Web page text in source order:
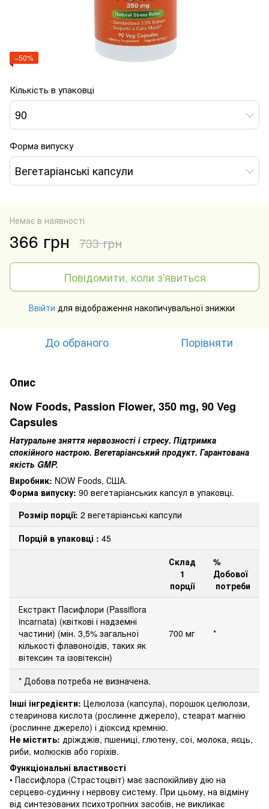
−50%
Кількість в упаковці
90
Форма випуску
Вегетаріанські капсули
Немає в наявності
366 грн 733 грн
Повідомити, коли з'явиться
Ввійти для відображення накопичувальної знижки
До обраного Порівняти
Опис
Now Foods, Passion Flower, 350 mg, 90 Veg
Capsules
Натуральне зняття нервозності і стресу. Підтримка
спокійного настрою. Вегетаріанський продукт. Гарантована
якість GMP.
Виробник: NOW Foods, США.
Форма випуску: 90 вегетаріанських капсул в упаковці.
Розмір порції: 2 вегетаріанські капсули
Порцій в упаковці : 45
Склад
1
порції
%
Добової
потреби
Екстракт Пасифлори (Passiflora
incarnata) (квіткові і надземні
частини) (мін. 3,5% загальної
кількості флавоноїдів, таких як
вітексин та ізовітексін)
700 мг *
* Добова потреба не визначена.
Інші інгредієнти: Целюлоза (капсула), порошок целюлози,
стеаринова кислота (рослинне джерело), стеарат магнію
(рослинне джерело) і діоксид кремнію.
Не містить: дріжджів, пшениці, глютену, сої, молока, яєць,
риби, молюсків або горіхів.
Функціональні властивості
• Пассифлора (Страстоцвіт) має заспокійливу дію на
серцево-судинну і нервову систему. При цьому, на відміну
від синтезованих психотропних засобів, не викликає